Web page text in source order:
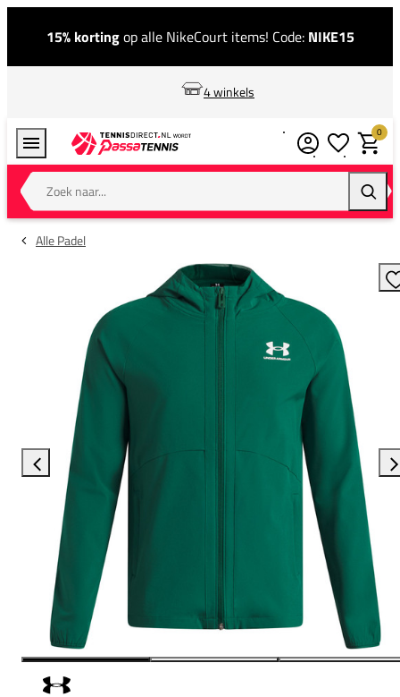
15% kortingop alle NikeCourt items! Code: NIKE15
4 winkels
Zoek naar...
0
Alle Padel